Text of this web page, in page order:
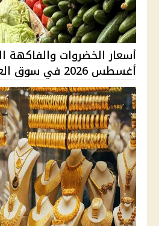
أغسطس 2026 في سوق العبور.. ال...